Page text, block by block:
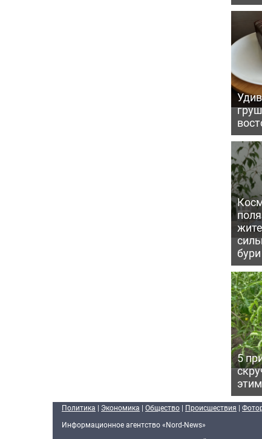
бури
5
Политика | Экономика | Общество | Происшествия |
Информационное агентство «Nord-News»